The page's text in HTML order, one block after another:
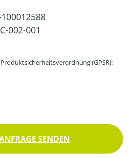
100012588
002-001
(GPSR):
SENDEN